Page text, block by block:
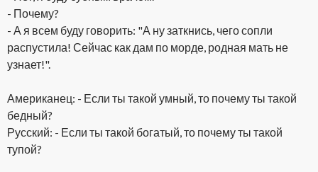
- Почему?
- А я всем буду говорить: "А ну заткнись, чего сопли
распустила! Сейчас как дам по морде, родная мать не
узнает!".
Американец: - Если ты такой умный, то почему ты такой
бедный?
Русский: - Если ты такой богатый, то почему ты такой
тупой?